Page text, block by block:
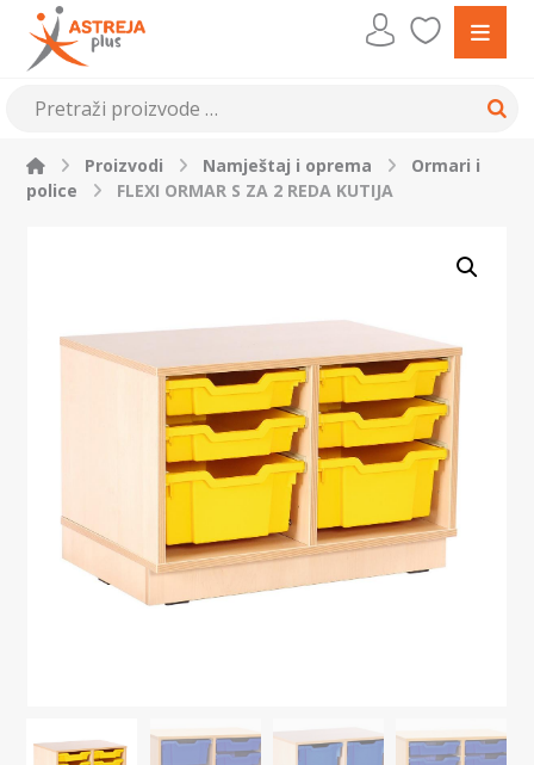
Proizvodi Namještaj i oprema
Ormari i
police
FLEXI ORMAR S ZA 2 REDA KUTIJA